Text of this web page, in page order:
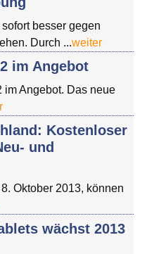
besser gegen
Durch ...weiter
im Angebot
im Angebot. Das neue
Kostenloser
und
Oktober 2013, können
wächst 2013